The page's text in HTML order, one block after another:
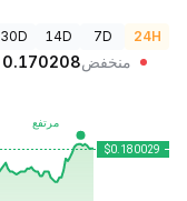
24H
7D
14D
30D
منخفض0.170208